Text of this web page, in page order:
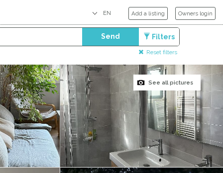
Add a listing Owners login
Send Filters
Reset filters
See all pictures